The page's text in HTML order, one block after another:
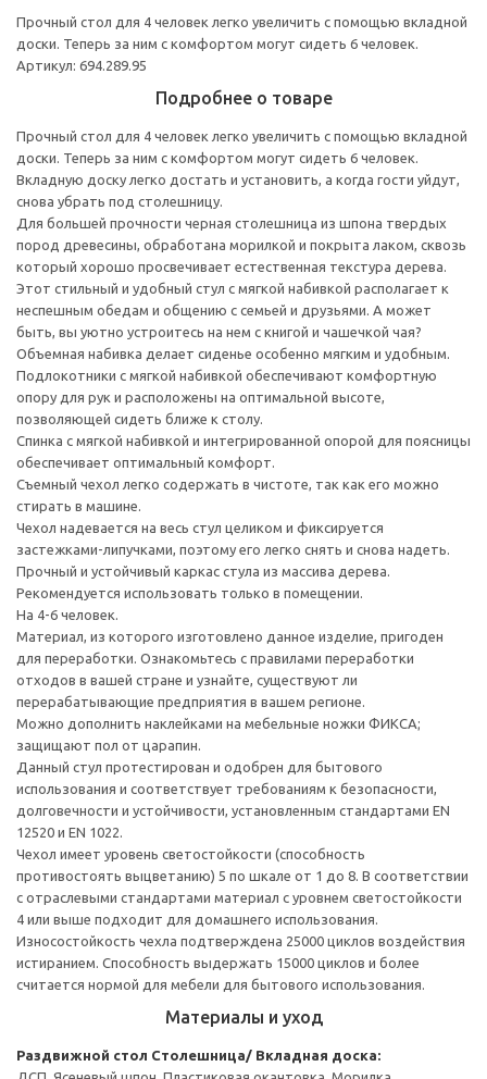
Прочный стол для 4 человек легко увеличить с помощью вкладной
доски. Теперь за ним с комфортом могут сидеть 6 человек.
Артикул: 694.289.95
Подробнее о товаре
Прочный стол для 4 человек легко увеличить с помощью вкладной
доски. Теперь за ним с комфортом могут сидеть 6 человек.
Вкладную доску легко достать и установить, а когда гости уйдут,
снова убрать под столешницу.
Для большей прочности черная столешница из шпона твердых
пород древесины, обработана морилкой и покрыта лаком, сквозь
который хорошо просвечивает естественная текстура дерева.
Этот стильный и удобный стул с мягкой набивкой располагает к
неспешным обедам и общению с семьей и друзьями. А может
быть, вы уютно устроитесь на нем с книгой и чашечкой чая?
Объемная набивка делает сиденье особенно мягким и удобным.
Подлокотники с мягкой набивкой обеспечивают комфортную
опору для рук и расположены на оптимальной высоте,
позволяющей сидеть ближе к столу.
Спинка с мягкой набивкой и интегрированной опорой для поясницы
обеспечивает оптимальный комфорт.
Съемный чехол легко содержать в чистоте, так как его можно
стирать в машине.
Чехол надевается на весь стул целиком и фиксируется
застежками-липучками, поэтому его легко снять и снова надеть.
Прочный и устойчивый каркас стула из массива дерева.
Рекомендуется использовать только в помещении.
На 4-6 человек.
Материал, из которого изготовлено данное изделие, пригоден
для переработки. Ознакомьтесь с правилами переработки
отходов в вашей стране и узнайте, существуют ли
перерабатывающие предприятия в вашем регионе.
Можно дополнить наклейками на мебельные ножки ФИКСА;
защищают пол от царапин.
Данный стул протестирован и одобрен для бытового
использования и соответствует требованиям к безопасности,
долговечности и устойчивости, установленным стандартами EN
12520 и EN 1022.
Чехол имеет уровень светостойкости (способность
противостоять выцветанию) 5 по шкале от 1 до 8. В соответствии
с отраслевыми стандартами материал с уровнем светостойкости
4 или выше подходит для домашнего использования.
Износостойкость чехла подтверждена 25000 циклов воздействия
истиранием. Способность выдержать 15000 циклов и более
считается нормой для мебели для бытового использования.
Материалы и уход
Раздвижной стол Столешница/ Вкладная доска: